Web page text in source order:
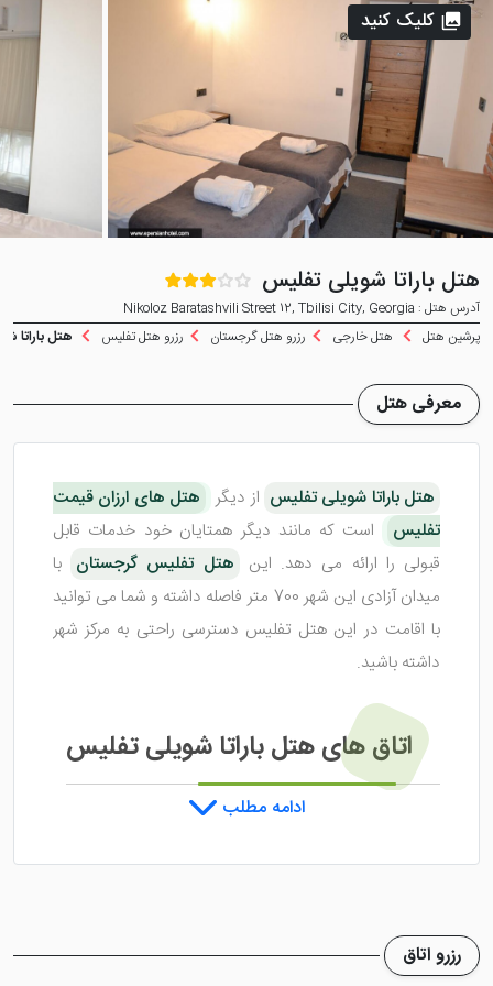
هتل باراتا شویلی تفلیس
آدرس هتل : Nikoloz Baratashvili Street 12, Tbilisi City, Georgia
پرشین هتل
هتل خارجی رزرو هتل گرجستان رزرو هتل تفلیس هتل باراتا
کلیک کنید
معرفی هتل
هتل باراتا شویلی تفلیس از دیگر
هتل های ارزان قیمت
تفلیس
است که مانند دیگر همتایان خود خدمات قابل
قبولی را ارائه می دهد. این هتل تفلیس گرجستان با
میدان آزادی این شهر 700 متر فاصله داشته و شما می توانید
با اقامت در این هتل تفلیس دسترسی راحتی به مرکز شهر
داشته باشید.
اتاق های هتل باراتا شویلی تفلیس
هتل باراتا شویلی تفلیس
جذابی میان رنگ پرده ها و مبل ها ایجاد شده است.
ادامه مطلب
رزرو اتاق